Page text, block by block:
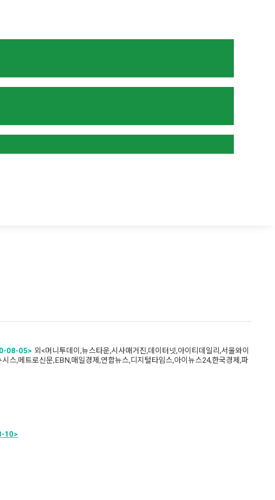
08-05> 외<머니투데이,뉴스타운,시사매거진,데이터넷,아이티데일리,서울와이
스,메트로신문,EBN,매일경제,연합뉴스,디지털타임스,아이뉴스24,한국경제,파
10>